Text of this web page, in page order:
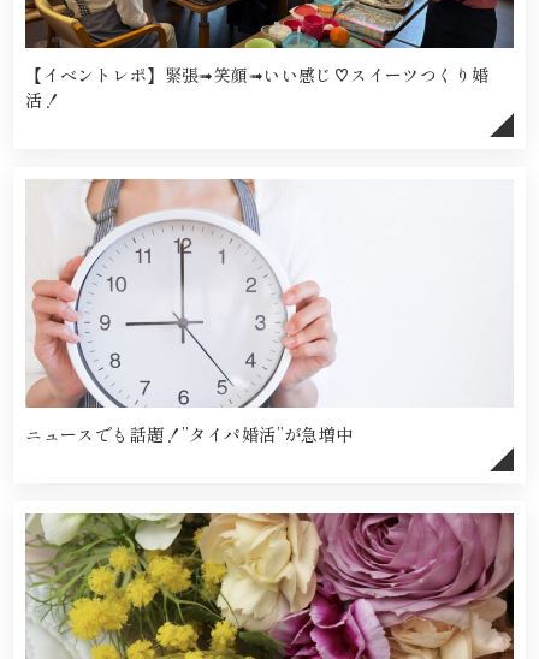
【イベントレポ】緊張➟笑顔➟いい感じ♡スイーツつくり婚
活！
ニュースでも話題！”タイパ婚活”が急増中